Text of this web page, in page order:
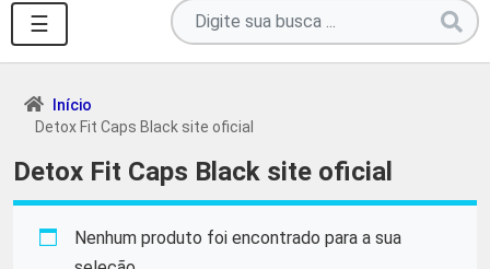
☰
Pesquise
por
produtos
...
Início
Detox Fit Caps Black site oficial
Detox Fit Caps Black site oficial
Nenhum produto foi encontrado para a sua